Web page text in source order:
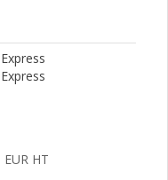
HT